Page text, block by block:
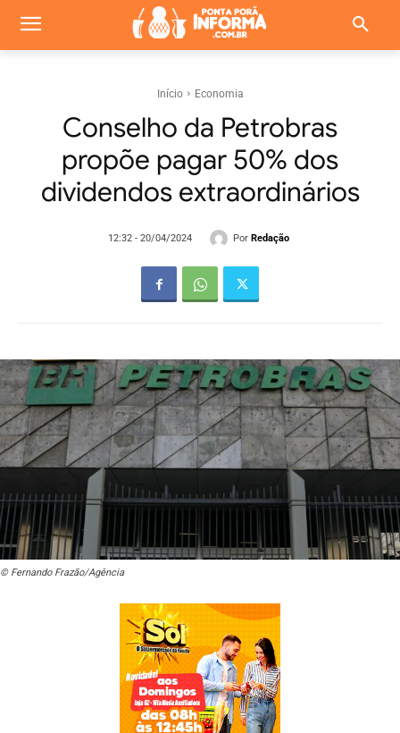
Início Economia
Conselho da Petrobras
propõe pagar 50% dos
dividendos extraordinários
12:32 - 20/04/2024 Por Redação
© Fernando Frazão/Agência